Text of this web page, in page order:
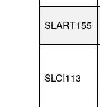
SLART155
SLCI113